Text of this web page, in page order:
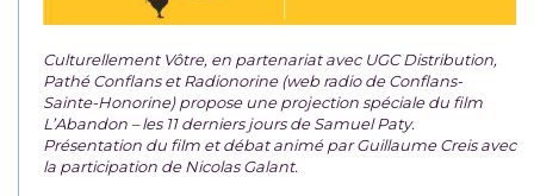
Culturellement Vôtre, en partenariat avec UGC Distribution,
Pathé Conflans et Radionorine (web radio de Conflans-
Sainte-Honorine) propose une projection spéciale du film
L’Abandon – les 11 derniers jours de Samuel Paty.
Présentation du film et débat animé par Guillaume Creis avec
la participation de Nicolas Galant.